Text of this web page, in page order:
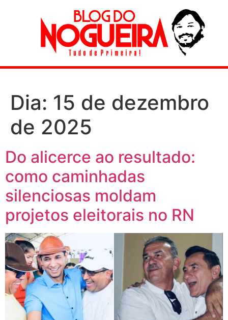
Dia: 15 de dezembro
de 2025
Do alicerce ao resultado:
como caminhadas
silenciosas moldam
projetos eleitorais no RN